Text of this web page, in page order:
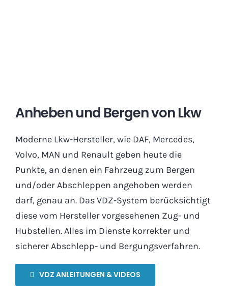
Anheben und Bergen von Lkw
Moderne Lkw-Hersteller, wie DAF, Mercedes,
Volvo, MAN und Renault geben heute die
Punkte, an denen ein Fahrzeug zum Bergen
und/oder Abschleppen angehoben werden
darf, genau an. Das VDZ-System berücksichtigt
diese vom Hersteller vorgesehenen Zug- und
Hubstellen. Alles im Dienste korrekter und
sicherer Abschlepp- und Bergungsverfahren.
VDZ ANLEITUNGEN & VIDEOS